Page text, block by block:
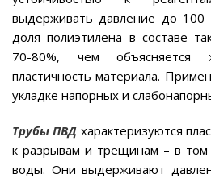
выдерживать давление до 100
доля полиэтилена в составе
70-80%, чем объясняется
пластичность материала.
укладке напорных и
Трубы ПВД характеризуются
к разрывам и трещинам – в том
воды. Они выдерживают